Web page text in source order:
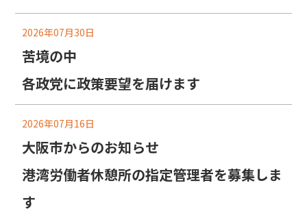
2026年07月30日
苦境の中
各政党に政策要望を届けます
2026年07月16日
大阪市からのお知らせ
港湾労働者休憩所の指定管理者を募集しま
す